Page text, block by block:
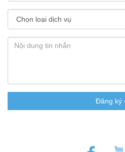
Đăng ký